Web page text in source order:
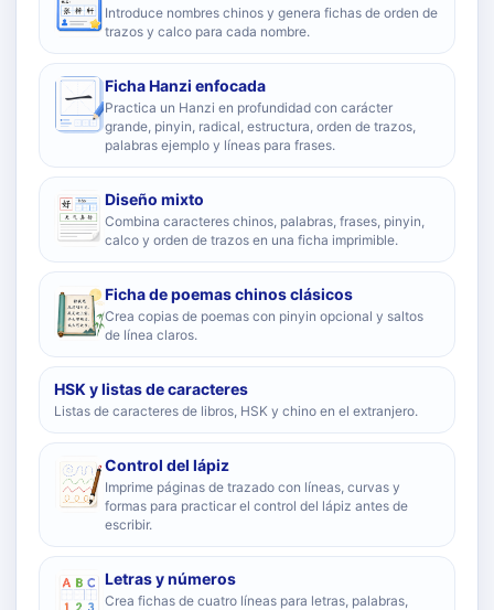
Introduce nombres chinos y genera fichas de orden de
trazos y calco para cada nombre.
Ficha Hanzi enfocada
Practica un Hanzi en profundidad con carácter
grande, pinyin, radical, estructura, orden de trazos,
palabras ejemplo y líneas para frases.
Diseño mixto
Combina caracteres chinos, palabras, frases, pinyin,
calco y orden de trazos en una ficha imprimible.
Ficha de poemas chinos clásicos
Crea copias de poemas con pinyin opcional y saltos
de línea claros.
HSK y listas de caracteres
Listas de caracteres de libros, HSK y chino en el extranjero.
Control del lápiz
Imprime páginas de trazado con líneas, curvas y
formas para practicar el control del lápiz antes de
escribir.
Letras y números
Crea fichas de cuatro líneas para letras, palabras,